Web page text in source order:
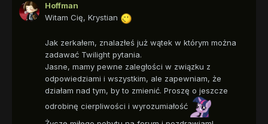
Hoffman
Witam Cię, Krystian
Jak zerkałem, znalazłeś już wątek w którym można
zadawać Twilight pytania.
Jasne, mamy pewne zaległości w związku z
odpowiedziami i wszystkim, ale zapewniam, że
działam nad tym, by to zmienić. Proszę o jeszcze
odrobinę cierpliwości i wyrozumiałość